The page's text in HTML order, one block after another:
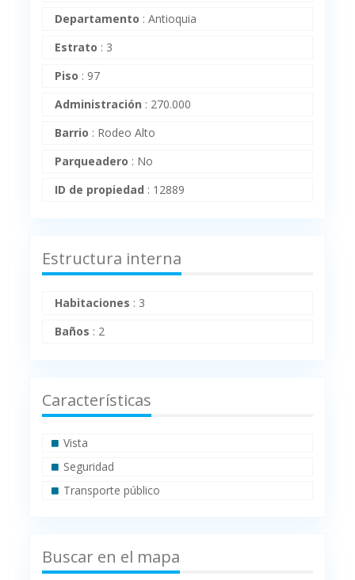
Departamento :Antioquia
Estrato : 3
Piso : 97
Administración : 270.000
Barrio : Rodeo Alto
Parqueadero : No
ID de propiedad : 12889
Estructura interna
Habitaciones : 3
Baños : 2
Características
Vista
Seguridad
Transporte público
Buscar en el mapa